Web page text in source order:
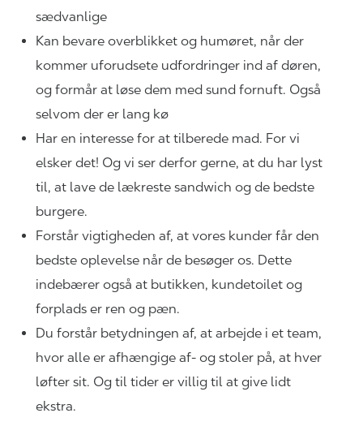
sædvanlige
Kan bevare overblikket og humøret, når der
kommer uforudsete udfordringer ind af døren,
og formår at løse dem med sund fornuft. Også
selvom der er lang kø
Har en interesse for at tilberede mad. For vi
elsker det! Og vi ser derfor gerne, at du har lyst
til, at lave de lækreste sandwich og de bedste
burgere.
Forstår vigtigheden af, at vores kunder får den
bedste oplevelse når de besøger os. Dette
indebærer også at butikken, kundetoilet og
forplads er ren og pæn.
Du forstår betydningen af, at arbejde i et team,
hvor alle er afhængige af- og stoler på, at hver
løfter sit. Og til tider er villig til at give lidt
ekstra.